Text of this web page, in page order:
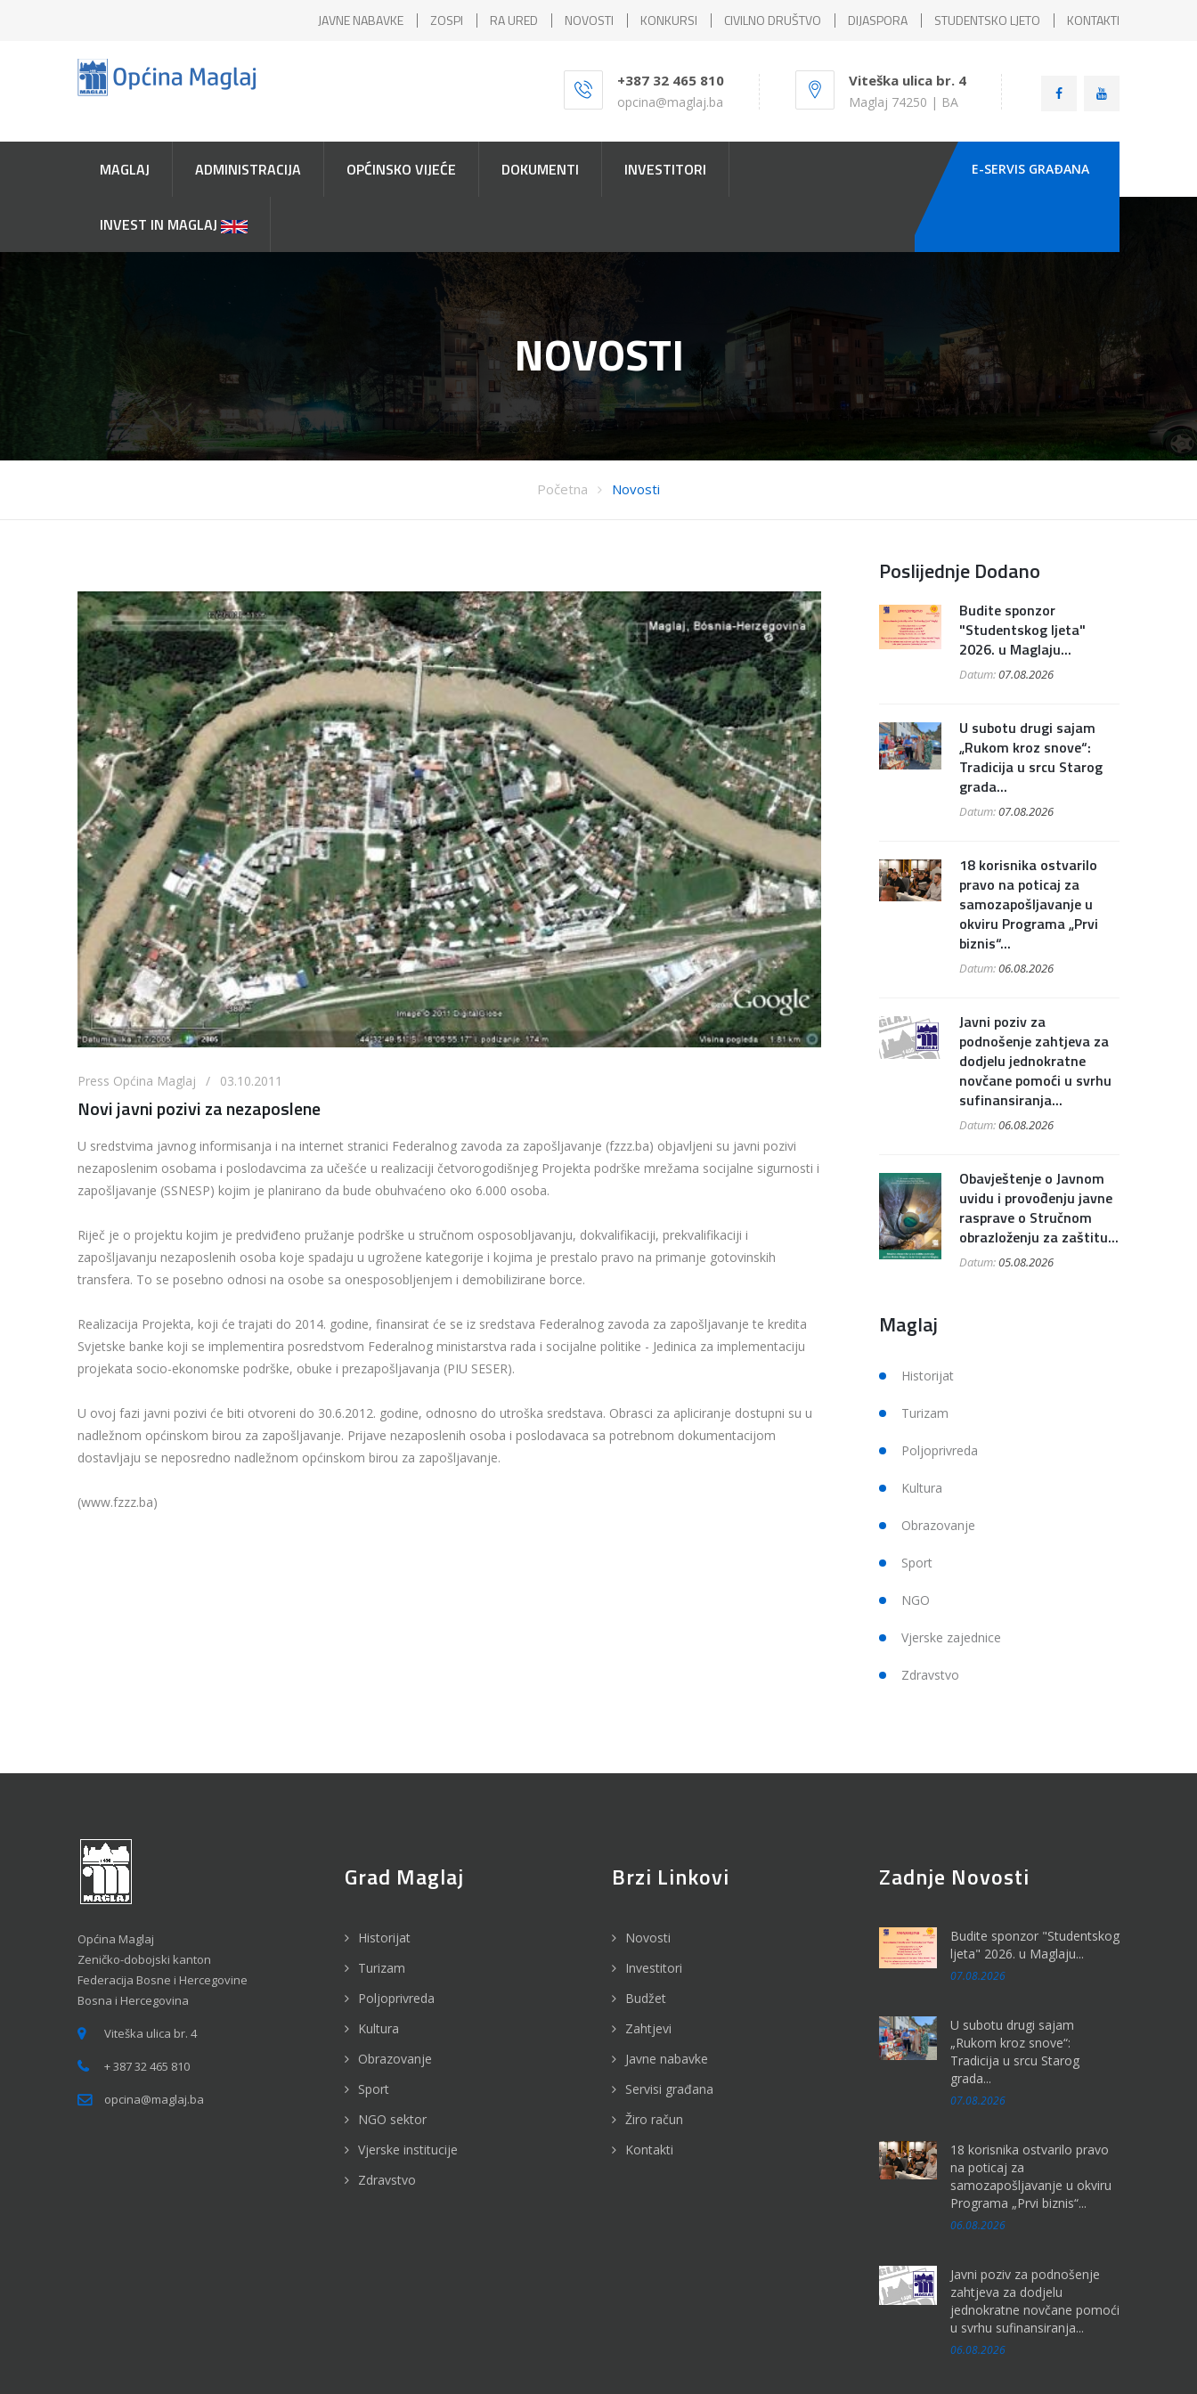
JAVNE NABAVKE ZOSPI RA URED NOVOSTI KONKURSI CIVILNO DRUŠTVO DIJASPORA STUDENTSKO LJETO KONTAKTI
+387 32 465 810
opcina@maglaj.ba
Viteška ulica br. 4
Maglaj 74250 | BA
MAGLAJ ADMINISTRACIJA OPĆINSKO VIJEĆE DOKUMENTI INVESTITORI
INVEST IN MAGLAJ
E-SERVIS GRAÐANA
NOVOSTI
Početna Novosti
Press Općina Maglaj / 03.10.2011
Novi javni pozivi za nezaposlene
U sredstvima javnog informisanja i na internet stranici Federalnog zavoda za zapošljavanje (fzzz.ba) objavljeni su javni pozivi
nezaposlenim osobama i poslodavcima za učešće u realizaciji četvorogodišnjeg Projekta podrške mrežama socijalne sigurnosti i
zapošljavanje (SSNESP) kojim je planirano da bude obuhvaćeno oko 6.000 osoba.
Riječ je o projektu kojim je predviđeno pružanje podrške u stručnom osposobljavanju, dokvalifikaciji, prekvalifikaciji i
zapošljavanju nezaposlenih osoba koje spadaju u ugrožene kategorije i kojima je prestalo pravo na primanje gotovinskih
transfera. To se posebno odnosi na osobe sa onesposobljenjem i demobilizirane borce.
Realizacija Projekta, koji će trajati do 2014. godine, finansirat će se iz sredstava Federalnog zavoda za zapošljavanje te kredita
Svjetske banke koji se implementira posredstvom Federalnog ministarstva rada i socijalne politike - Jedinica za implementaciju
projekata socio-ekonomske podrške, obuke i prezapošljavanja (PIU SESER).
U ovoj fazi javni pozivi će biti otvoreni do 30.6.2012. godine, odnosno do utroška sredstava. Obrasci za apliciranje dostupni su u
nadležnom općinskom birou za zapošljavanje. Prijave nezaposlenih osoba i poslodavaca sa potrebnom dokumentacijom
dostavljaju se neposredno nadležnom općinskom birou za zapošljavanje.
(www.fzzz.ba)
Poslijednje Dodano
Budite sponzor
"Studentskog ljeta"
2026. u Maglaju...
Datum:07.08.2026
U subotu drugi sajam
„Rukom kroz snove“:
Tradicija u srcu Starog
grada...
Datum:07.08.2026
18 korisnika ostvarilo
pravo na poticaj za
samozapošljavanje u
okviru Programa „Prvi
biznis“...
Datum:06.08.2026
Javni poziv za
podnošenje zahtjeva za
dodjelu jednokratne
novčane pomoći u svrhu
sufinansiranja...
Datum:06.08.2026
Obavještenje o Javnom
uvidu i provođenju javne
rasprave o Stručnom
obrazloženju za zaštitu...
Datum:05.08.2026
Maglaj
Historijat
Turizam
Poljoprivreda
Kultura
Obrazovanje
Sport
NGO
Vjerske zajednice
Zdravstvo
Općina Maglaj
Zeničko-dobojski kanton
Federacija Bosne i Hercegovine
Bosna i Hercegovina
Viteška ulica br. 4
+ 387 32 465 810
opcina@maglaj.ba
Grad Maglaj
Historijat
Turizam
Poljoprivreda
Kultura
Obrazovanje
Sport
NGO sektor
Vjerske institucije
Zdravstvo
Brzi Linkovi
Novosti
Investitori
Budžet
Zahtjevi
Javne nabavke
Servisi građana
Žiro račun
Kontakti
Zadnje Novosti
Budite sponzor "Studentskog
ljeta" 2026. u Maglaju...
07.08.2026
U subotu drugi sajam
„Rukom kroz snove“:
Tradicija u srcu Starog
grada...
07.08.2026
18 korisnika ostvarilo pravo
na poticaj za
samozapošljavanje u okviru
Programa „Prvi biznis“...
06.08.2026
Javni poziv za podnošenje
zahtjeva za dodjelu
jednokratne novčane pomoći
u svrhu sufinansiranja...
06.08.2026